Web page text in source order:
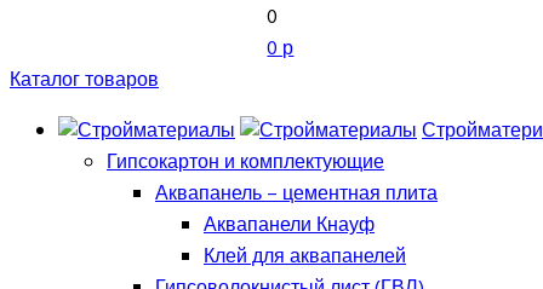
0
0 р
Каталог товаров
Гипсокартон и комплектующие
Аквапанель – цементная плита
Аквапанели Кнауф
Клей для аквапанелей